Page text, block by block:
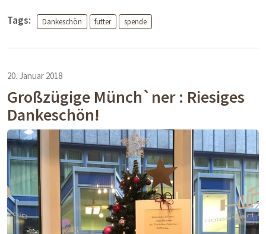
Tags: Dankeschön futter spende
20. Januar 2018
Großzügige Münch`ner : Riesiges
Dankeschön!